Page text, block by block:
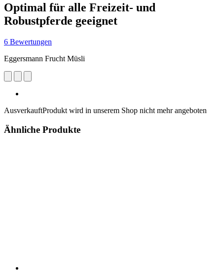
Optimal für alle Freizeit- und
Robustpferde geeignet
6 Bewertungen
Eggersmann Frucht Müsli
AusverkauftProdukt wird in unserem Shop nicht mehr angeboten
Ähnliche Produkte